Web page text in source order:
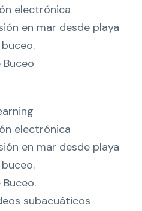
electrónica
en mar desde playa
electrónica
en mar desde playa
subacuáticos